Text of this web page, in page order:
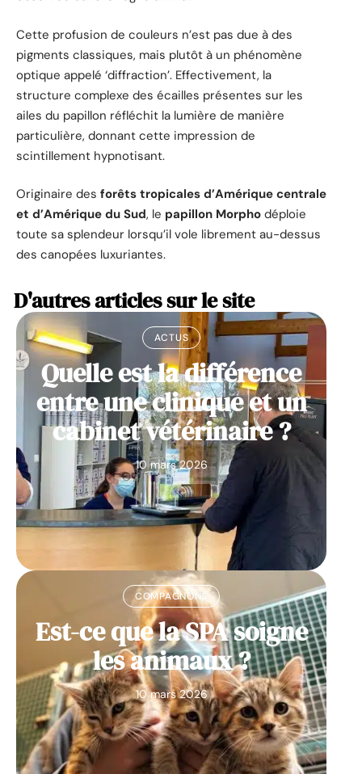
Cette profusion de couleurs n’est pas due à des
pigments classiques, mais plutôt à un phénomène
optique appelé ‘diffraction’. Effectivement, la
structure complexe des écailles présentes sur les
ailes du papillon réfléchit la lumière de manière
particulière, donnant cette impression de
scintillement hypnotisant.
Originaire des forêts tropicales d’Amérique centrale
et d’Amérique du Sud, le papillon Morpho déploie
toute sa splendeur lorsqu’il vole librement au-dessus
des canopées luxuriantes.
D'autres articles sur le site
ACTUS
Quelle est la différence
entre une clinique et un
cabinet vétérinaire ?
10 mars 2026
COMPAGNONS
Est-ce que la SPA soigne
les animaux ?
10 mars 2026